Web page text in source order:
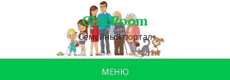
ChicRoom
Семейный портал
МЕНЮ